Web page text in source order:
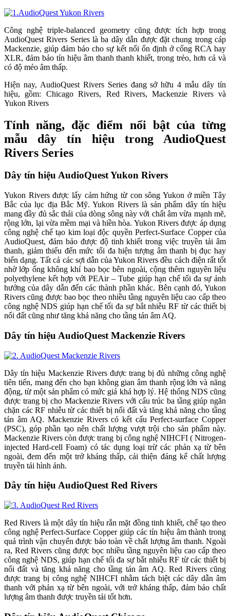
Công nghệ triple-balanced geometry cũng được tích hợp trong
AudioQuest Rivers Series là ba dây dẫn được đặt chung trong cáp
Mackenzie, giúp đảm bảo cho sự kết nối ổn định ở cổng RCA hay
XLR, đảm bảo tín hiệu âm thanh thanh khiết, trong trẻo, hơn cả và
có độ méo âm thấp.
Hiện nay, AudioQuest Rivers Series đang sở hữu 4 mẫu dây tín
hiệu, gồm: Chicago Rivers, Red Rivers, Mackenzie Rivers và
Yukon Rivers
Tính năng, đặc điểm nổi bật của từng
mẫu dây tín hiệu trong AudioQuest
Rivers Series
Dây tín hiệu AudioQuest Yukon Rivers
Yukon Rivers được lấy cảm hứng từ con sông Yukon ở miền Tây
Bắc của lục địa Bắc Mỹ. Yukon Rivers là sản phẩm dây tín hiệu
mang đầy đủ sắc thái của dòng sông này với chất âm vừa mạnh mẽ,
rộng lớn, lại vừa mềm mại và hiền hòa. Yukon Rivers được áp dụng
công nghệ chế tạo kim loại độc quyền Perfect-Surface Copper của
AudioQuest, đảm bảo được độ tinh khiết trong việc truyền tải âm
thanh, giảm thiếu đến mức tối đa hiện tượng âm thanh bị đục hay
biến dạng. Tất cả các sợi dẫn của Yukon Rivers đều cách điện rất tốt
nhờ lớp ống không khí bao bọc bên ngoài, cộng thêm nguyên liệu
polyethylene kết hợp với PEAir – Tube giúp hạn chế tối đa sự ảnh
hưởng của dây dẫn đến các thành phần khác. Bên cạnh đó, Yukon
Rivers cũng được bao bọc theo nhiều tầng nguyên liệu cao cấp theo
công nghệ NDS giúp hạn chế tối đa sự bắt nhiễu RF từ các thiết bị
nối đất cũng như tăng khả năng cho tầng tán âm AQ.
Dây tín hiệu AudioQuest Mackenzie Rivers
Dây tín hiệu Mackenzie Rivers được trang bị đủ những công nghệ
tiên tiến, mang đến cho bạn không gian âm thanh rộng lớn và năng
động, từ một sản phẩm có mức giá khá hợp lý. Hệ thống NDS cũng
được trang bị cho Mackenzie Rivers với cấu trúc ba tầng giúp ngăn
chặn các RF nhiễu từ các thiết bị nối đất và tăng khả năng cho tầng
tán âm AQ. Mackenzie Rivers có kết cấu Perfect-surface Copper
(PSC), góp phần tạo nên chất lượng vượt trội cho sản phẩm này.
Mackenzie Rivers còn được trang bị công nghệ NIHCFI ( Nitrogen-
injected Hard-cell Foam) có tác dụng loại trừ các phản xạ từ bên
ngoài, đem đến một trở kháng thấp, cải thiện đáng kể chất lượng
truyền tải hình ảnh.
Dây tín hiệu AudioQuest Red Rivers
Red Rivers là một dây tín hiệu rắn mặt đồng tinh khiết, chế tạo theo
công nghệ Perfect-Surface Copper giúp các tín hiệu âm thành trong
quá trình vận chuyển được bảo toàn về chất lượng âm thanh. Ngoài
ra, Red Rivers cũng được bọc nhiều tầng nguyên liệu cao cấp theo
công nghệ NDS, giúp hạn chế tối đa sự bắt nhiễu RF từ các thiết bị
nối đất và tăng khả năng cho tầng tán âm AQ. Red Rivers cũng
được trang bị công nghệ NIHCFI nhằm tách biệt các dây dẫn âm
thanh với phản xạ từ bên ngoài, với trở kháng thấp, đảm bảo chất
lượng âm thanh được truyền tải tốt hơn.